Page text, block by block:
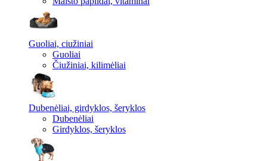
Guoliai, ciužiniai
Guoliai
Čiužiniai, kilimėliai
Dubenėliai, girdyklos, šeryklos
Dubenėliai
Girdyklos, šeryklos